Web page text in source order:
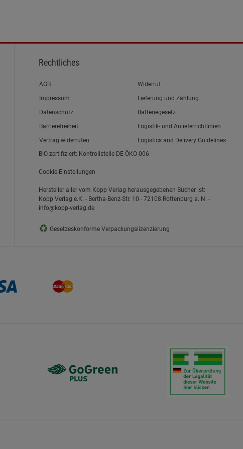
Rechtliches
Link zum/zur
AGB
Link zum/zur
Impressum
Link zum/zur
Datenschutz
Link zum/zur
Barrierefreiheit
Vertrag widerrufen
Widerruf
Lieferung und Zahlung
Batteriegesetz
Logistik- und Anlieferrichtlinien
Logistics and Delivery Guidelines
BIO-zertifiziert: Kontrollstelle DE-ÖKO-006
Cookie-Einstellungen
Hersteller aller vom Kopp Verlag herausgegebenen Bücher ist:
Kopp Verlag e.K. - Bertha-Benz-Str. 10 - 72108 Rottenburg a. N. -
info@kopp-verlag.de
♻ Gesetzeskonforme Verpackungslizenzierung